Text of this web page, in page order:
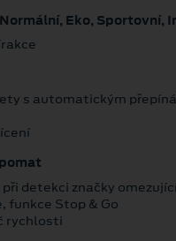
Eko, Sportovní,
s automatickým
detekci značky
funkce Stop & Go
rychlosti